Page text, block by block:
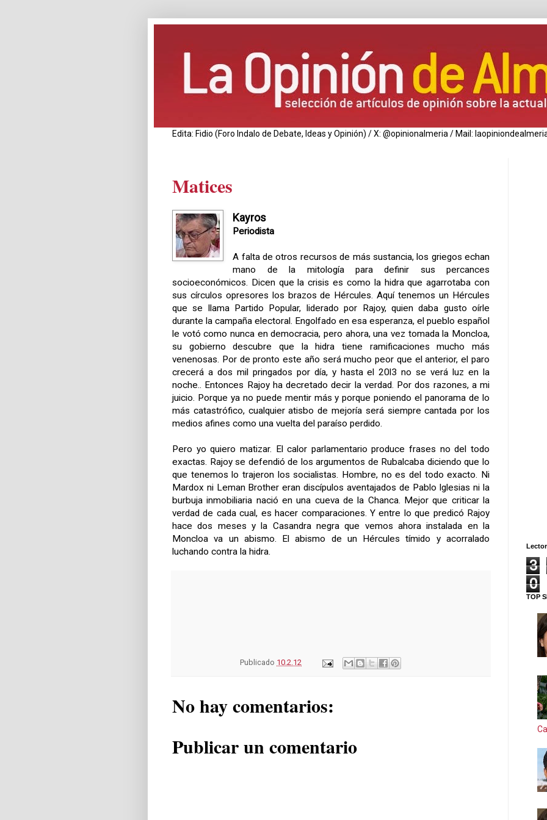
Edita: Fidio (Foro Indalo de Debate, Ideas y Opinión) / X: @opinionalmeria / Mail:
Matices
Kayros
Periodista
A falta de otros recursos de más sustancia, los griegos echan
mano de la mitología para definir sus percances
socioeconómicos. Dicen que la crisis es como la hidra que agarrotaba con
sus círculos opresores los brazos de Hércules. Aquí tenemos un Hércules
que se llama Partido Popular, liderado por Rajoy, quien daba gusto oírle
durante la campaña electoral. Engolfado en esa esperanza, el pueblo español
le votó como nunca en democracia, pero ahora, una vez tomada la Moncloa,
su gobierno descubre que la hidra tiene ramificaciones mucho más
venenosas. Por de pronto este año será mucho peor que el anterior, el paro
crecerá a dos mil pringados por día, y hasta el 20l3 no se verá luz en la
noche.. Entonces Rajoy ha decretado decir la verdad. Por dos razones, a mi
juicio. Porque ya no puede mentir más y porque poniendo el panorama de lo
más catastrófico, cualquier atisbo de mejoría será siempre cantada por los
medios afines como una vuelta del paraíso perdido.
Pero yo quiero matizar. El calor parlamentario produce frases no del todo
exactas. Rajoy se defendió de los argumentos de Rubalcaba diciendo que lo
que tenemos lo trajeron los socialistas. Hombre, no es del todo exacto. Ni
Mardox ni Leman Brother eran discípulos aventajados de Pablo Iglesias ni la
burbuja inmobiliaria nació en una cueva de la Chanca. Mejor que criticar la
verdad de cada cual, es hacer comparaciones. Y entre lo que predicó Rajoy
hace dos meses y la Casandra negra que vemos ahora instalada en la
Moncloa va un abismo. El abismo de un Hércules tímido y acorralado
luchando contra la hidra.
Publicado 10.2.12
No hay comentarios:
Publicar un comentario
3
0
TOP